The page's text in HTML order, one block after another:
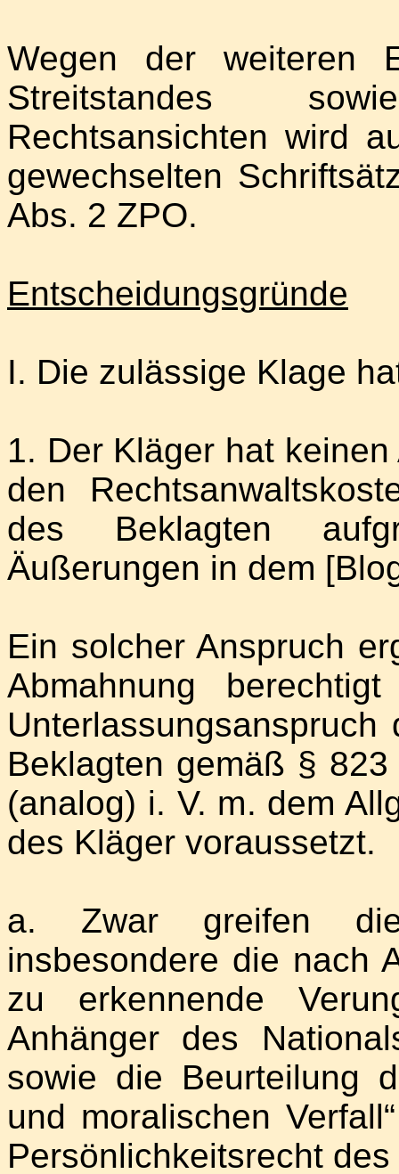
Wegen der weiteren
Streitstandes
Rechtsansichten wird
gewechselten
Abs. 2 ZPO.
Entscheidungsgründe
I. Die zulässige Klage
1. Der Kläger hat
den
des Beklagten
Äußerungen in dem
Ein solcher Anspruch
Abmahnung
Beklagten gemäß §
(analog) i. V. m. dem
des Kläger voraussetzt.
a. Zwar greifen
insbesondere die nach
zu erkennende
Anhänger des
sowie die Beurteilung
und moralischen
Persönlichkeitsrecht